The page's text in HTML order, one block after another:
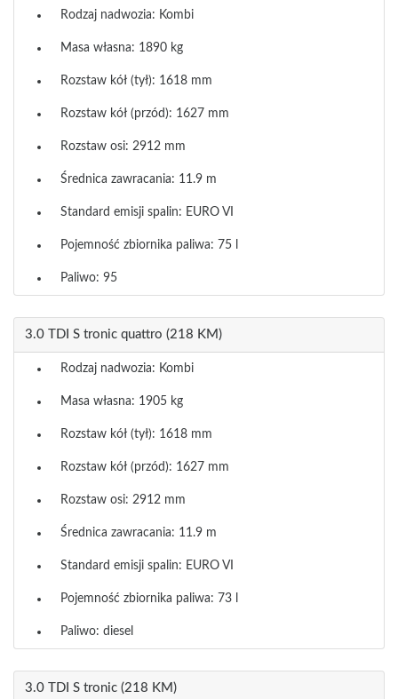
Rodzaj nadwozia: Kombi
Masa własna: 1890 kg
Rozstaw kół (tył): 1618 mm
Rozstaw kół (przód): 1627 mm
Rozstaw osi: 2912 mm
Średnica zawracania: 11.9 m
Standard emisji spalin: EURO VI
Pojemność zbiornika paliwa: 75 l
Paliwo: 95
3.0 TDI S tronic quattro (218 KM)
Rodzaj nadwozia: Kombi
Masa własna: 1905 kg
Rozstaw kół (tył): 1618 mm
Rozstaw kół (przód): 1627 mm
Rozstaw osi: 2912 mm
Średnica zawracania: 11.9 m
Standard emisji spalin: EURO VI
Pojemność zbiornika paliwa: 73 l
Paliwo: diesel
3.0 TDI S tronic (218 KM)